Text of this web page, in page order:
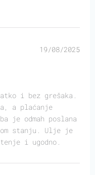
19/08/2025
i bez grešaka.
a plaćanje
je odmah poslana
stanju. Ulje je
i ugodno.